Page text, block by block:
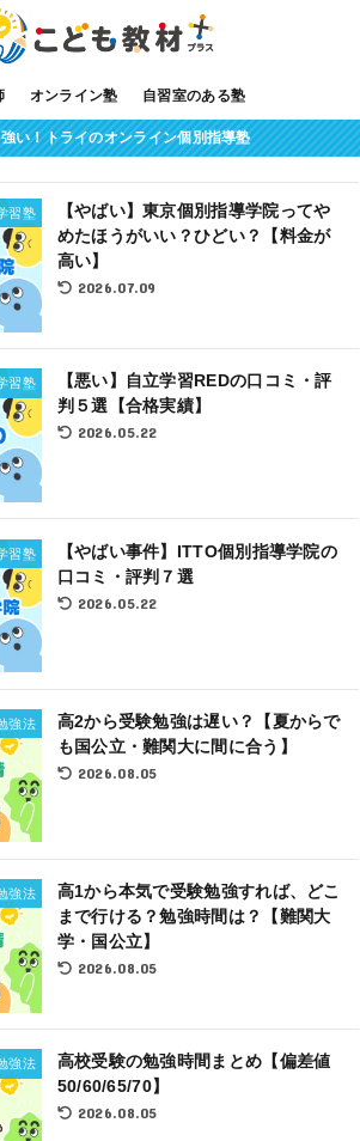
オンライン塾 自習室のある塾
い！トライのオンライン個別指導塾
習塾
【やばい】東京個別指導学院ってや
めたほうがいい？ひどい？【料金が
高い】
2026.07.09
習塾
【悪い】自立学習REDの口コミ・評
判５選【合格実績】
2026.05.22
習塾
【やばい事件】ITTO個別指導学院の
口コミ・評判７選
2026.05.22
強法
高2から受験勉強は遅い？【夏からで
も国公立・難関大に間に合う】
2026.08.05
強法
高1から本気で受験勉強すれば、どこ
まで行ける？勉強時間は？【難関大
学・国公立】
2026.08.05
強法
高校受験の勉強時間まとめ【偏差値
50/60/65/70】
2026.08.05